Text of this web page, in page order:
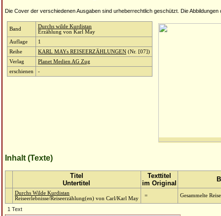
Die Cover der verschiedenen Ausgaben sind urheberrechtlich geschützt. Die Abbildungen
Band
Durchs wilde Kurdistan
Erzählung von Karl May
Auflage
1
Reihe
KARL MAYs REISEERZÄHLUNGEN (Nr. [07])
Verlag
Planet Medien AG Zug
erschienen
-
Inhalt (Texte)
Titel
Untertitel
Texttitel
im Original
Durchs Wilde Kurdistan
Reiseerlebnisse/Reiseerzählung(en) von Carl/Karl May
= Gesammelte
1 Text